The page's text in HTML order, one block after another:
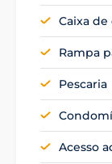
Caixa
Rampa
Pescaria
Acesso